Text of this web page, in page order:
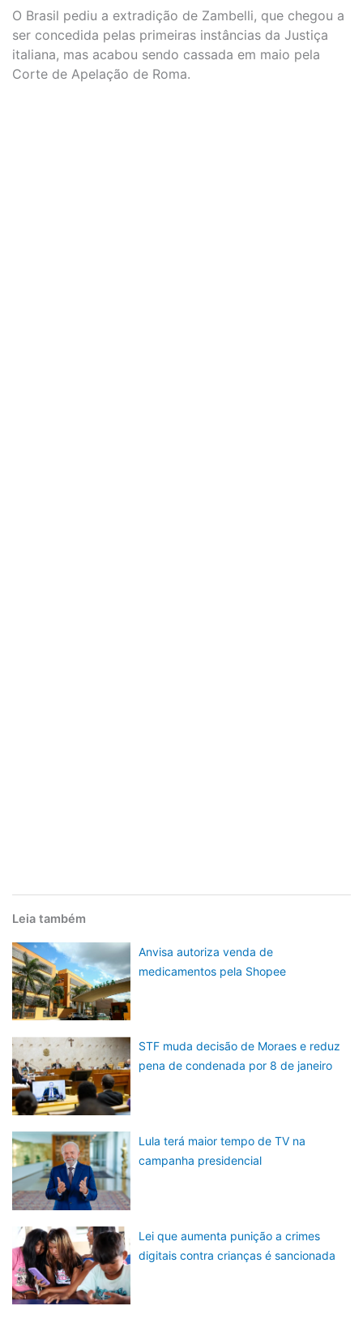
O Brasil pediu a extradição de Zambelli, que chegou a
ser concedida pelas primeiras instâncias da Justiça
italiana, mas acabou sendo cassada em maio pela
Corte de Apelação de Roma.
Leia também
Anvisa autoriza venda de
medicamentos pela Shopee
STF muda decisão de Moraes e reduz
pena de condenada por 8 de janeiro
Lula terá maior tempo de TV na
campanha presidencial
Lei que aumenta punição a crimes
digitais contra crianças é sancionada